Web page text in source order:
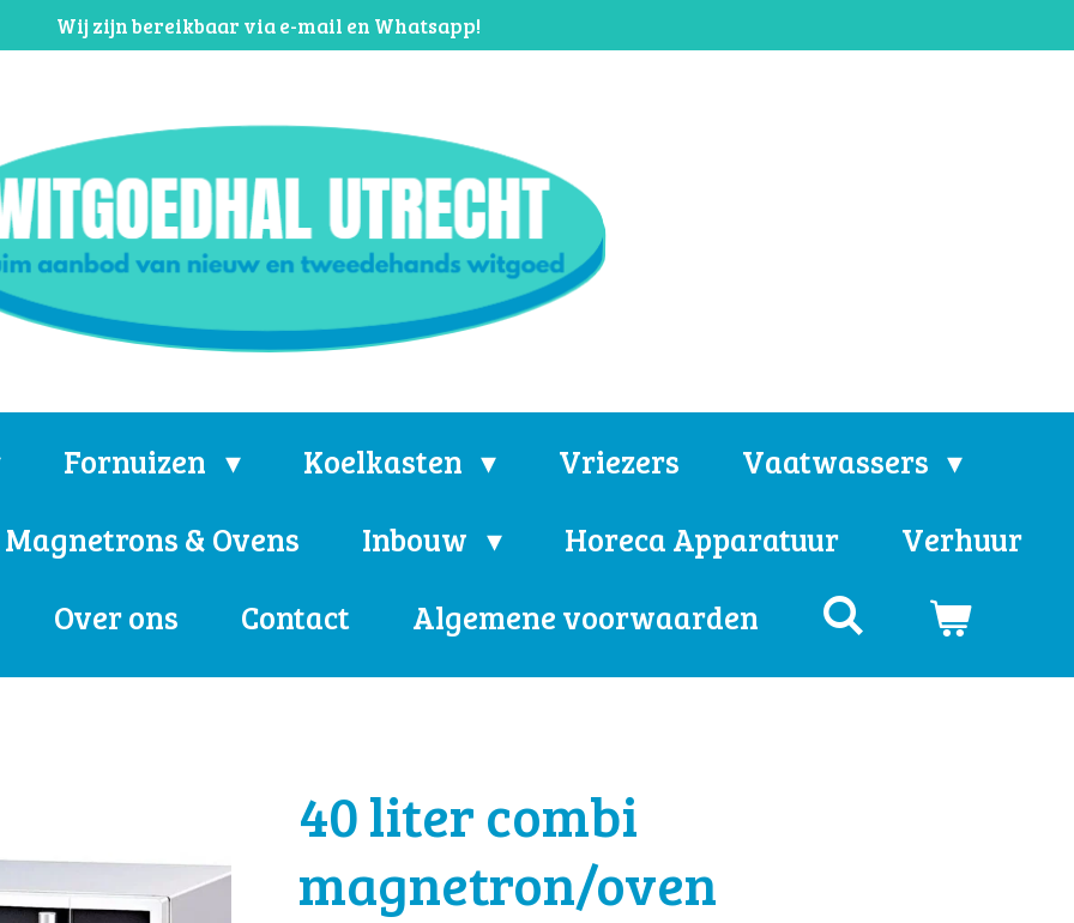
Wij zijn bereikbaar via e-mail en Whatsapp!
Fornuizen Koelkasten Vriezers
Vaatwassers
Magnetrons & Ovens Inbouw Horeca Apparatuur
Verhuur
Over ons Contact Algemene voorwaarden
40 liter combi
magnetron/oven